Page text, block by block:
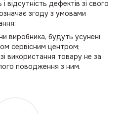
відсутність дефектів зі свого
згоду з умовами
виробника, будуть усунені
сервісним центром;
використання товару не за
поводження з ним.